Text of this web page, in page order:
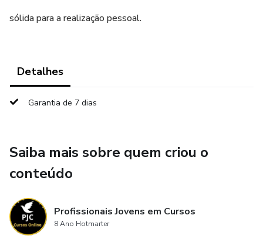
sólida para a realização pessoal.
Detalhes
Garantia de 7 dias
Saiba mais sobre quem criou o
conteúdo
Profissionais Jovens em Cursos
8 Ano Hotmarter